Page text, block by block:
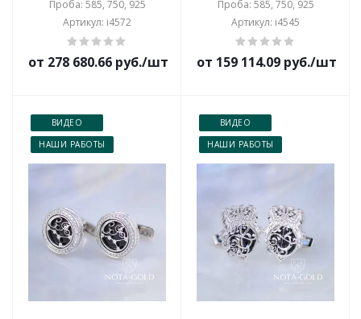
Проба: 585, 750, 925
Артикул: i4572
от 278 680.66 руб./шт
Проба: 585, 750, 925
Артикул: i4545
от 159 114.09 руб./шт
ВИДЕО
НАШИ РАБОТЫ
ВИДЕО
НАШИ РАБОТЫ